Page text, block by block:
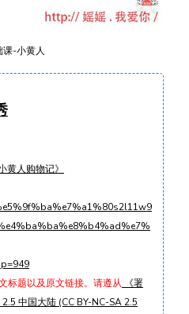
-小黄人
黄人购物记》
标题以及原文链接。请遵从 《署
中国大陆 (CC BY-NC-SA 2.5